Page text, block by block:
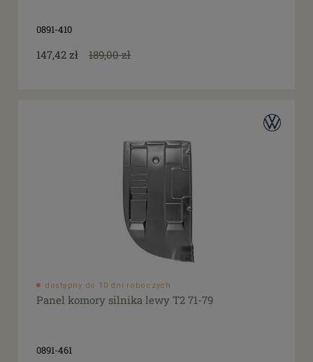
0891-410
147,42 zł 189,00 zł
dostępny do 10 dni roboczych
Panel komory silnika lewy T2 71-79
0891-461